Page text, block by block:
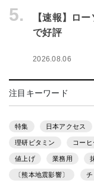
5.
【速報】ロ
で好評
2026.08.06
注目キーワード
特集 日本アクセス
理研ビタミン コーヒ
値上げ 業務用
〔熊本地震影響〕 チ